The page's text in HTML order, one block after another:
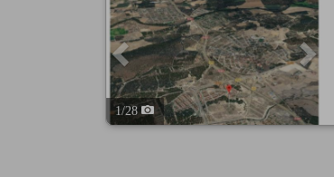
1/28